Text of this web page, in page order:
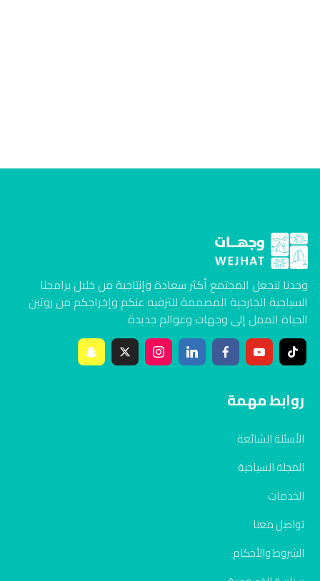
وجدنا لنجعل المجتمع أكثر سعادة وإنتاجية من خلال برامجنا
السياحية الخارجية المصممة للترفيه عنكم وإخراجكم من روتين
الحياة الممل إلى وجهات وعوالم جديدة
روابط مهمة
الأسئلة الشائعة
المجلة السياحية
الخدمات
تواصل معنا
الشروط والأحكام